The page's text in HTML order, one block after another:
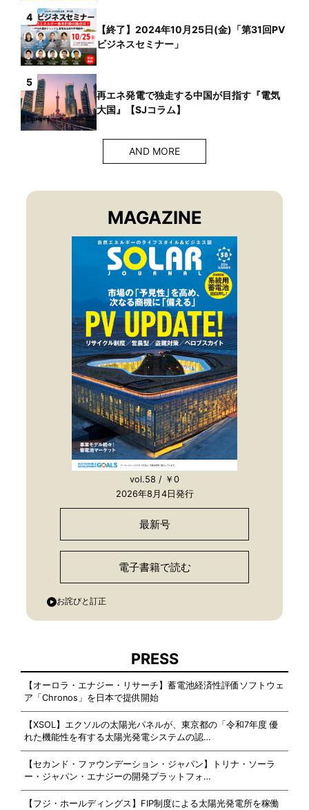
4
【終了】2024年10月25日(金)「第31回PV
ビジネスセミナー」
5
再エネ発電で独走する中国が目指す『電気
大国』【SJコラム】
AND MORE
MAGAZINE
vol.58 / ￥0
2026年8月4日発行
最新号
電子書籍で読む
お詫びと訂正
PRESS
【オーロラ・エナジー・リサーチ】蓄電池経済性評価ソフトウェ
ア「Chronos」を日本で提供開始
【XSOL】エクソルの太陽光パネルが、東京都の「令和7年度 優
れた機能性を有する太陽光発電システムの認…
【セカンド・ファウンデーション・ジャパン】トリナ・ソーラ
ー・ジャパン・エナジーの開発プラットフォ…
【フジ・ホールディングス】FIP制度による太陽光発電所を稼働